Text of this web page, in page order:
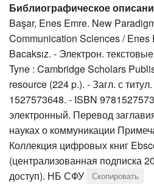
Библиографическое
Başar, Enes Emre. New
Communication Sciences / Enes
Bacaksız. - Электрон.
Tyne : Cambridge Scholars
resource (224 p.). - Загл. с
1527573648. - ISBN
электронный. Перевод
науках о коммуникации
Коллекция цифровых книг
(централизованная подписка
доступ). НБ СФУ
Скопировать